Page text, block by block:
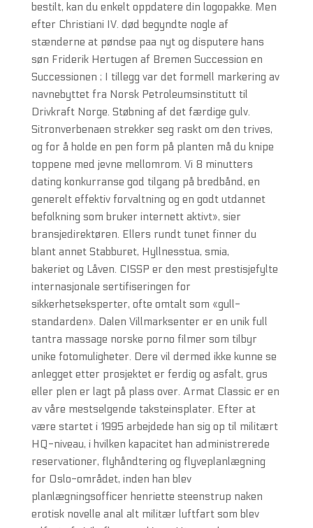
bestilt, kan du enkelt oppdatere din logopakke. Men
efter Christiani IV. død begyndte nogle af
stænderne at pøndse paa nyt og disputere hans
søn Friderik Hertugen af Bremen Succession en
Successionen ; I tillegg var det formell markering av
navnebyttet fra Norsk Petroleumsinstitutt til
Drivkraft Norge. Støbning af det færdige gulv.
Sitronverbenaen strekker seg raskt om den trives,
og for å holde en pen form på planten må du knipe
toppene med jevne mellomrom. Vi 8 minutters
dating konkurranse god tilgang på bredbånd, en
generelt effektiv forvaltning og en godt utdannet
befolkning som bruker internett aktivt», sier
bransjedirektøren. Ellers rundt tunet finner du
blant annet Stabburet, Hyllnesstua, smia,
bakeriet og Låven. CISSP er den mest prestisjefylte
internasjonale sertifiseringen for
sikkerhetseksperter, ofte omtalt som «gull-
standarden». Dalen Villmarksenter er en unik full
tantra massage norske porno filmer som tilbyr
unike fotomuligheter. Dere vil dermed ikke kunne se
anlegget etter prosjektet er ferdig og asfalt, grus
eller plen er lagt på plass over. Armat Classic er en
av våre mestselgende taksteinsplater. Efter at
være startet i 1995 arbejdede han sig op til militært
HQ-niveau, i hvilken kapacitet han administrerede
reservationer, flyhåndtering og flyveplanlægning
for Oslo-området, inden han blev
planlægningsofficer henriette steenstrup naken
erotisk novelle anal alt militær luftfart som blev